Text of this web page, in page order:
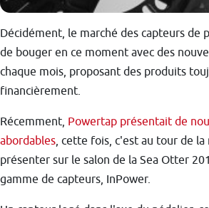
Décidément, le marché des capteurs de
de bouger en ce moment avec des
chaque mois, proposant des produits
financièrement.
Récemment, Powertap présentait de
abordables, cette fois, c'est au tour de la
présenter sur le salon de la Sea Otter
gamme de capteurs, InPower.